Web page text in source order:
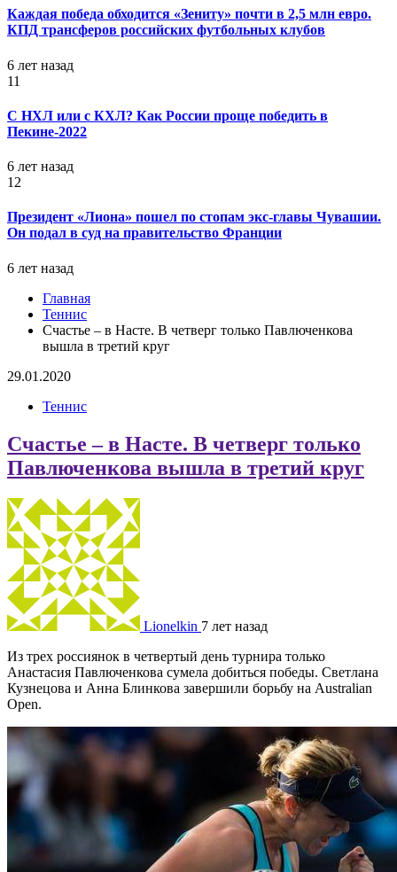
Каждая победа обходится «Зениту» почти в 2,5 млн евро.
КПД трансферов российских футбольных клубов
6 лет назад
11
С НХЛ или с КХЛ? Как России проще победить в
Пекине-2022
6 лет назад
12
Президент «Лиона» пошел по стопам экс-главы Чувашии.
Он подал в суд на правительство Франции
6 лет назад
Главная
Теннис
Счастье – в Насте. В четверг только Павлюченкова
вышла в третий круг
29.01.2020
Теннис
Счастье – в Насте. В четверг только
Павлюченкова вышла в третий круг
Lionelkin 7 лет назад
Из трех россиянок в четвертый день турнира только
Анастасия Павлюченкова сумела добиться победы. Светлана
Кузнецова и Анна Блинкова завершили борьбу на Australian
Open.